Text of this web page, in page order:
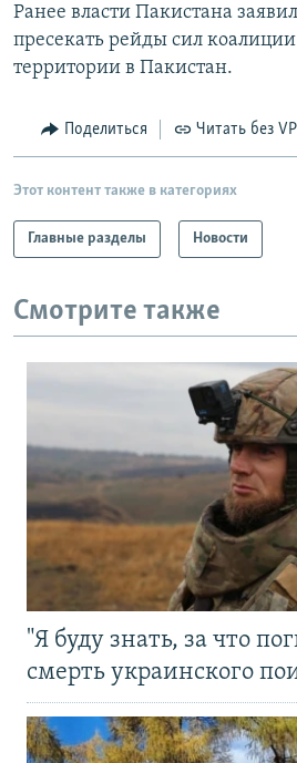
Все сайты РСЕ/РС
Ранее власти Пакистана
пресекать рейды сил
территории в Пакистан.
Поделиться Читать без
Этот контент также в категориях
Главные разделы Новости
Смотрите также
"Я буду знать, за что
смерть украинского